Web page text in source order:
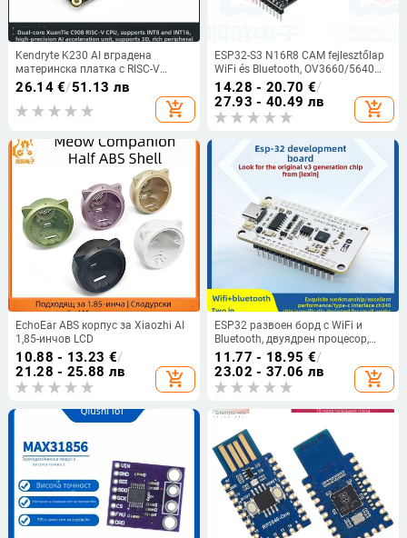
Kendryte K230 AI вградена
материнска платка с RISC-V
двойно ядро и модул за
разпознаване на образи, Linux
съвместима.
26.14€/51.13 лв
add_shopping_cart
ESP32-S3 N16R8 CAM fejlesztőlap
WiFi és Bluetooth, OV3660/5640
kamera
14.28 - 20.70 €/
27.93 - 40.49 лв
add_shopping_cart
EchoEar ABS корпус за Xiaozhi AI
1,85-инчов LCD
10.88 - 13.23 €/
21.28 - 25.88 лв
add_shopping_cart
ESP32 развоен борд с WiFi и
Bluetooth, двуядрен процесор,
ESP32-DevKit-32E основна платка
V3
11.77 - 18.95 €/
23.02 - 37.06 лв
add_shopping_cart